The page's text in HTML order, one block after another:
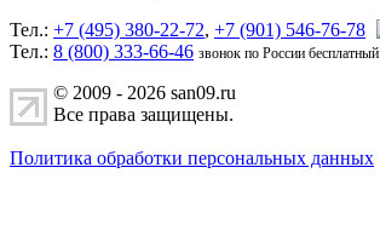
Тел.: +7 (495) 380-22-72, +7 (901) 546-76-78
Тел.: 8 (800) 333-66-46 звонок по России бесплатный
© 2009 - 2026 san09.ru
Все права защищены.
Политика обработки персональных данных